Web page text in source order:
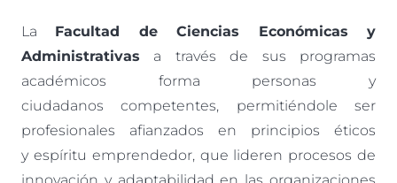
La Facultad de Ciencias Económicas y
Administrativas a través de sus programas
académicos forma personas y
ciudadanos competentes, permitiéndole ser
profesionales afianzados en principios éticos
y espíritu emprendedor, que lideren procesos de